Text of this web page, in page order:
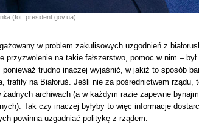
(fot. president.gov.ua)
w problem zakulisowych uzgodnień z
przyzwolenie na takie fałszerstwo, pomoc w nim –
ponieważ trudno inaczej wyjaśnić, w jakiż to sposób
trafiły na Białoruś. Jeśli nie za pośrednictwem
archiwach (a w każdym razie zapewne
Tak czy inaczej byłyby to więc informacje
powinna uzgadniać politykę z rządem.